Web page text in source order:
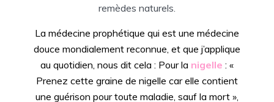
remèdes naturels.
La médecine prophétique qui est une médecine
douce mondialement reconnue, et que j’applique
au quotidien, nous dit cela : Pour la nigelle : «
Prenez cette graine de nigelle car elle contient
une guérison pour toute maladie, sauf la mort »,